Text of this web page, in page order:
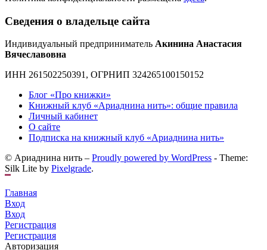
Сведения о владельце сайта
Индивидуальный предприниматель Акинина Анастасия
Вячеславовна
ИНН 261502250391, ОГРНИП 324265100150152
Блог «Про книжки»
Книжный клуб «Ариаднина нить»: общие правила
Личный кабинет
О сайте
Подписка на книжный клуб «Ариаднина нить»
© Ариаднина нить – Proudly powered by WordPress - Theme:
Silk Lite by Pixelgrade.
Главная
Вход
Вход
Регистрация
Регистрация
Авторизация